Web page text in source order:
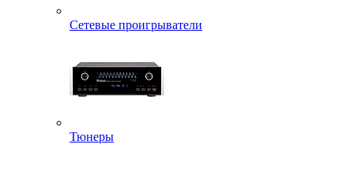
Сетевые проигрыватели
Тюнеры